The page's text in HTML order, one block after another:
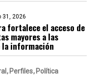
31, 2026
fortalece el acceso de
mayores a las
información
Perfiles Política